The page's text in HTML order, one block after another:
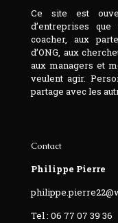
Ce site est
d’entreprises
coacher, aux
d’ONG, aux
aux managers et
veulent agir.
partage avec les
Contact
Philippe Pierre
Tel : 06 77 07 39 36‬